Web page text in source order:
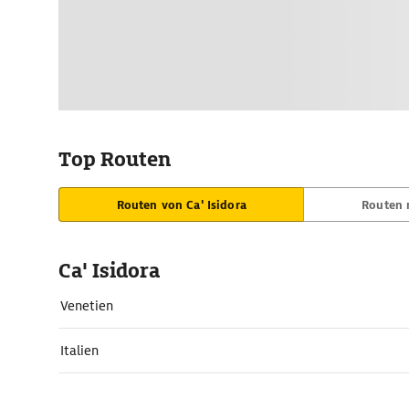
Top Routen
Routen von Ca' Isidora Routen
Ca' Isidora
Venetien
Italien